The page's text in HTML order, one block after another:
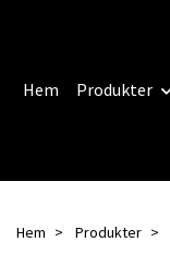
Hem Produkter
Hem Produkter